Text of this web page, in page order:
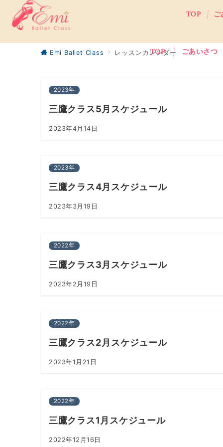
TOP ごあいさつ
TOP ご
Emi Ballet Class レッスンカレンダー
2023年
三鷹クラス5月スケジュール
2023年4月14日
2023年
三鷹クラス4月スケジュール
2023年3月19日
2022年
三鷹クラス3月スケジュール
2023年2月19日
2022年
三鷹クラス2月スケジュール
2023年1月21日
2022年
三鷹クラス1月スケジュール
2022年12月16日